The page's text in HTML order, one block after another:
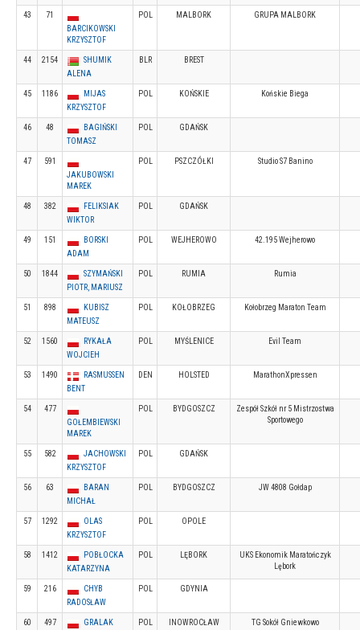
43
71
BARCIKOWSKI
KRZYSZTOF
POL MALBORK GRUPA MALBORK
44 2154
SHUMIK
ALENA
BLR BREST
45 1186
MIJAS
KRZYSZTOF
POL KOŃSKIE Końskie Biega
46 48
BAGIŃSKI
TOMASZ
POL GDAŃSK
47
591
JAKUBOWSKI
MAREK
POL PSZCZÓŁKI Studio S7 Banino
48 382
FELIKSIAK
WIKTOR
POL GDAŃSK
49 151
BORSKI
ADAM
POL WEJHEROWO 42.195 Wejherowo
50 1844
SZYMAŃSKI
PIOTR, MARIUSZ
POL RUMIA Rumia
51 898
KUBISZ
MATEUSZ
POL KOŁOBRZEG Kołobrzeg Maraton Team
52 1560
RYKAŁA
WOJCIEH
POL MYŚLENICE Evil Team
53 1490
RASMUSSEN
BENT
DEN HOLSTED MarathonXpressen
54
477
GOŁEMBIEWSKI
MAREK
POL BYDGOSZCZ
Zespół Szkół nr 5 Mistrzostwa
Sportowego
55 582
JACHOWSKI
KRZYSZTOF
POL GDAŃSK
56 63
BARAN
MICHAŁ
POL BYDGOSZCZ JW 4808 Gołdap
57 1292
OLAS
KRZYSZTOF
POL OPOLE
58 1412
POBŁOCKA
KATARZYNA
POL LĘBORK
UKS Ekonomik Maratończyk
Lębork
59 216
CHYB
RADOSŁAW
POL GDYNIA
60 497
GRALAK
POL INOWROCŁAW TG Sokół Gniewkowo